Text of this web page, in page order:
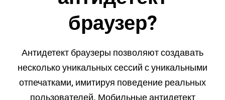
браузер?
Антидетект браузеры позволяют создавать
несколько уникальных сессий с уникальными
отпечатками, имитируя поведение реальных